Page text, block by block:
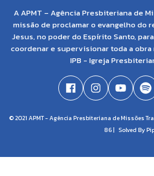
A APMT – Agência Presbiteriana de
missão de proclamar o evangelho do
Jesus, no poder do Espírito Santo,
coordenar e supervisionar toda a
IPB - Igreja
© 2021 APMT - Agência Presbiteriana de Missões
86 | Solved By